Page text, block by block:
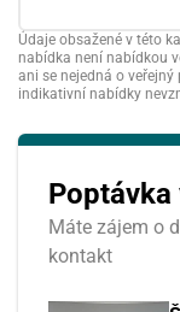
Údaje obsažené v této
nabídka není nabídkou
ani se nejedná o
indikativní nabídky
Poptávka
Máte zájem o
kontakt